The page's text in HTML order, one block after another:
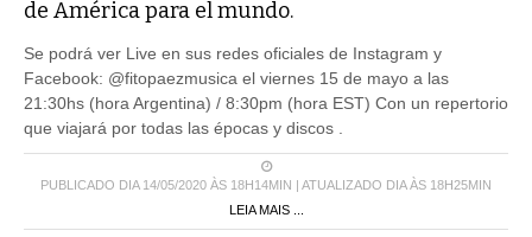
Se podrá ver Live en sus redes oficiales de Instagram y
Facebook: @fitopaezmusica el viernes 15 de mayo a las
21:30hs (hora Argentina) / 8:30pm (hora EST) Con un repertorio
que viajará por todas las épocas y discos .
PUBLICADO DIA 14/05/2020 ÀS 18H14MIN | ATUALIZADO DIA ÀS 18H25MIN
LEIA MAIS ...